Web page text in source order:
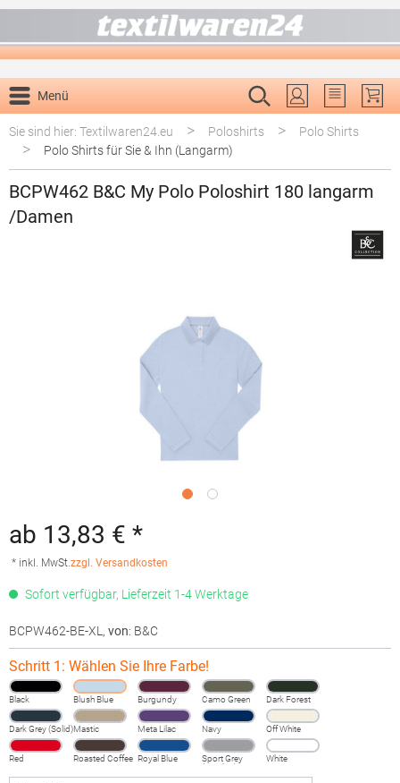
Menü
Du hast 0
Sie sind hier: Textilwaren24.eu
> Poloshirts > Polo Shirts
> Polo Shirts für Sie & Ihn (Langarm)
BCPW462 B&C My Polo Poloshirt 180 langarm
/Damen
ab 13,83 € *
* inkl. MwSt.zzgl. Versandkosten
Sofort verfügbar, Lieferzeit 1-4 Werktage
BCPW462-BE-XL , von: B&C
Schritt 1: Wählen Sie Ihre Farbe!
Black Blush Blue Burgundy Camo Green Dark Forest
Dark Grey (Solid)Mastic Meta Lilac Navy Off White
Red Roasted Coffee Royal Blue
Sport Grey
(Heather)
White